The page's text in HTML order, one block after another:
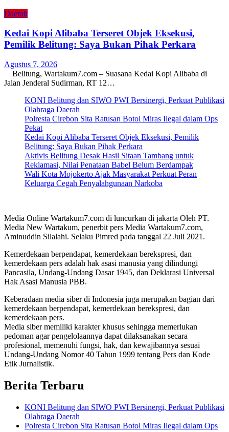
Daerah
Kedai Kopi Alibaba Terseret Objek Eksekusi,
Pemilik Belitung: Saya Bukan Pihak Perkara
Agustus 7, 2026
Belitung, Wartakum7.com – Suasana Kedai Kopi Alibaba di
Jalan Jenderal Sudirman, RT 12…
KONI Belitung dan SIWO PWI Bersinergi, Perkuat Publikasi
Olahraga Daerah
Polresta Cirebon Sita Ratusan Botol Miras Ilegal dalam Ops
Pekat
Kedai Kopi Alibaba Terseret Objek Eksekusi, Pemilik
Belitung: Saya Bukan Pihak Perkara
Aktivis Belitung Desak Hasil Sitaan Tambang untuk
Reklamasi, Nilai Penataan Babel Belum Berdampak
Wali Kota Mojokerto Ajak Masyarakat Perkuat Peran
Keluarga Cegah Penyalahgunaan Narkoba
Media Online Wartakum7.com di luncurkan di jakarta Oleh PT.
Media New Wartakum, penerbit pers Media Wartakum7.com,
Aminuddin Silalahi. Selaku Pimred pada tanggal 22 Juli 2021.
Kemerdekaan berpendapat, kemerdekaan berekspresi, dan
kemerdekaan pers adalah hak asasi manusia yang dilindungi
Pancasila, Undang-Undang Dasar 1945, dan Deklarasi Universal
Hak Asasi Manusia PBB.
Keberadaan media siber di Indonesia juga merupakan bagian dari
kemerdekaan berpendapat, kemerdekaan berekspresi, dan
kemerdekaan pers.
Media siber memiliki karakter khusus sehingga memerlukan
pedoman agar pengelolaannya dapat dilaksanakan secara
profesional, memenuhi fungsi, hak, dan kewajibannya sesuai
Undang-Undang Nomor 40 Tahun 1999 tentang Pers dan Kode
Etik Jurnalistik.
Berita Terbaru
KONI Belitung dan SIWO PWI Bersinergi, Perkuat Publikasi
Olahraga Daerah
Polresta Cirebon Sita Ratusan Botol Miras Ilegal dalam Ops